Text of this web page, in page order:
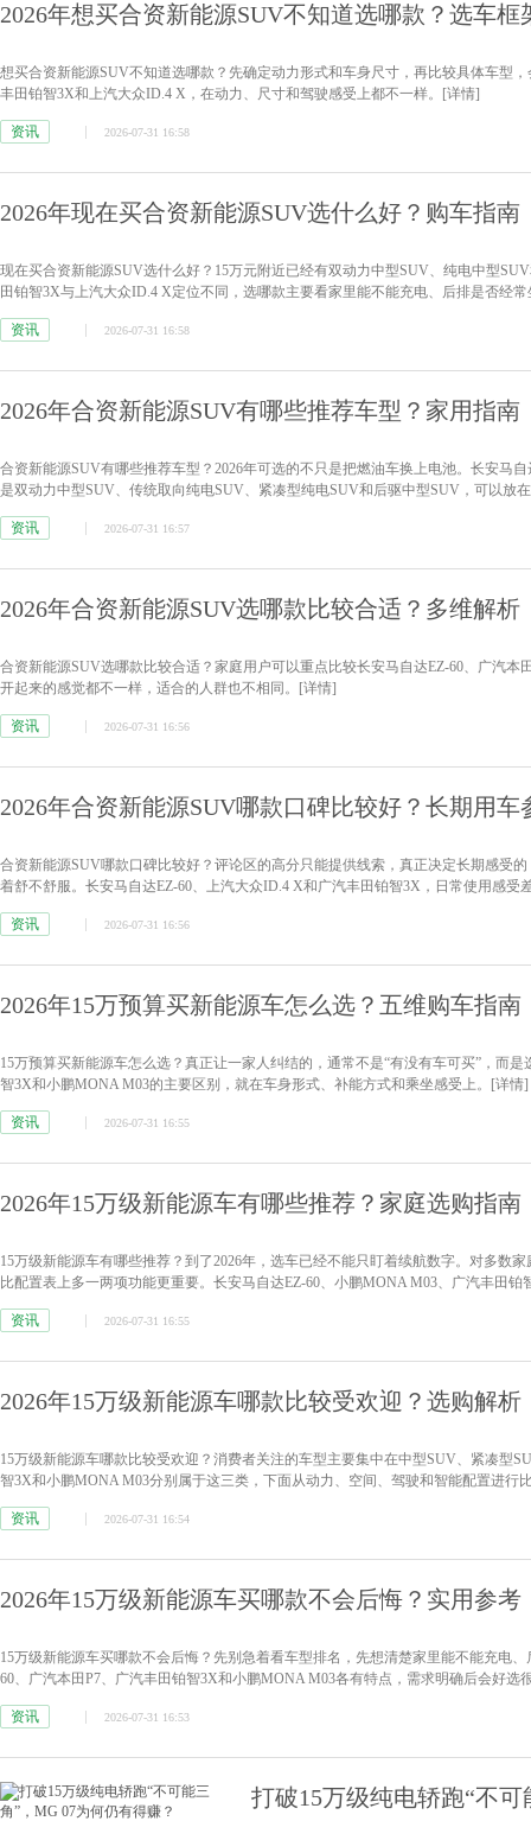
2026年想买合资新能源SUV不知道选哪款？选车框
想买合资新能源SUV不知道选哪款？先确定动力形式和车身尺寸，再比较具体车型
丰田铂智3X和上汽大众ID.4 X，在动力、尺寸和驾驶感受上都不一样。
[详情]
资讯 2026-07-31 16:58
2026年现在买合资新能源SUV选什么好？购车指南
现在买合资新能源SUV选什么好？15万元附近已经有双动力中型SUV、纯电中型
田铂智3X与上汽大众ID.4 X定位不同，选哪款主要看家里能不能充电、后排是否经常
资讯 2026-07-31 16:58
2026年合资新能源SUV有哪些推荐车型？家用指南
合资新能源SUV有哪些推荐车型？2026年可选的不只是把燃油车换上电池。长安马
是双动力中型SUV、传统取向纯电SUV、紧凑型纯电SUV和后驱中型SUV，可以放
资讯 2026-07-31 16:57
2026年合资新能源SUV选哪款比较合适？多维解析
合资新能源SUV选哪款比较合适？家庭用户可以重点比较长安马自达EZ-60、广汽
开起来的感觉都不一样，适合的人群也不相同。
[详情]
资讯 2026-07-31 16:56
2026年合资新能源SUV哪款口碑比较好？长期用车
合资新能源SUV哪款口碑比较好？评论区的高分只能提供线索，真正决定长期感受
着舒不舒服。长安马自达EZ-60、上汽大众ID.4 X和广汽丰田铂智3X，日常使用感受
资讯 2026-07-31 16:56
2026年15万预算买新能源车怎么选？五维购车指南
15万预算买新能源车怎么选？真正让一家人纠结的，通常不是“有没有车可买”，而
智3X和小鹏MONA M03的主要区别，就在车身形式、补能方式和乘坐感受上。
[详情]
资讯 2026-07-31 16:55
2026年15万级新能源车有哪些推荐？家庭选购指南
15万级新能源车有哪些推荐？到了2026年，选车已经不能只盯着续航数字。对多数
比配置表上多一两项功能更重要。长安马自达EZ-60、小鹏MONA M03、广汽丰田铂
资讯 2026-07-31 16:55
2026年15万级新能源车哪款比较受欢迎？选购解析
15万级新能源车哪款比较受欢迎？消费者关注的车型主要集中在中型SUV、紧凑型
智3X和小鹏MONA M03分别属于这三类，下面从动力、空间、驾驶和智能配置进行
资讯 2026-07-31 16:54
2026年15万级新能源车买哪款不会后悔？实用参考
15万级新能源车买哪款不会后悔？先别急着看车型排名，先想清楚家里能不能充电
60、广汽本田P7、广汽丰田铂智3X和小鹏MONA M03各有特点，需求明确后会好选
资讯 2026-07-31 16:53
打破15万级纯电轿跑“不